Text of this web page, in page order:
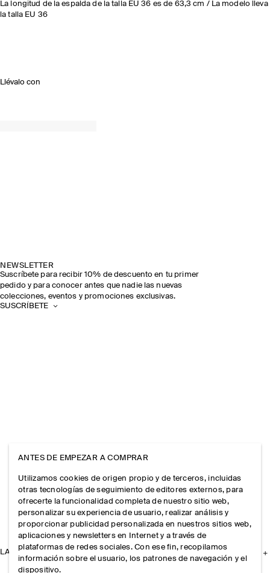
La longitud de la espalda de la talla EU 36 es de 63,3 cm / La modelo lleva
la talla EU 36
Llévalo con
NEWSLETTER
Suscríbete para recibir 10% de descuento en tu primer
pedido y para conocer antes que nadie las nuevas
colecciones, eventos y promociones exclusivas.
SUSCRÍBETE
LA EMPRESA
ANTES DE EMPEZAR A COMPRAR
Utilizamos cookies de origen propio y de terceros, incluidas
otras tecnologías de seguimiento de editores externos, para
ofrecerte la funcionalidad completa de nuestro sitio web,
personalizar su experiencia de usuario, realizar análisis y
proporcionar publicidad personalizada en nuestros sitios web,
aplicaciones y newsletters en Internet y a través de
plataformas de redes sociales. Con ese fin, recopilamos
información sobre el usuario, los patrones de navegación y el
dispositivo.